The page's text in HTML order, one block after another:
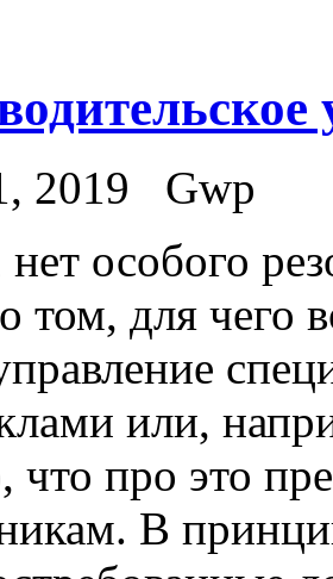
2019
Gwp
особого
том, для чего
или,
что про это
В